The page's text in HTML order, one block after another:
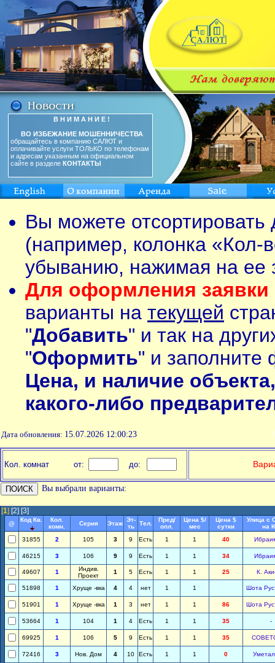
В Н И М А Н И Е !
ВО ИЗБЕЖАНИЕ МОШЕННИЧЕСТВА
обращайтесь в компанию САЛЮТ и
оплачивайте услуги ТОЛЬКО по телефонам
и адресам указанным на официальном
сайте в разделе КОНТАКТЫ
Вы можете
(например, колонка «Кол-
убыванию, нажимая на ее
Для оформления заявки
варианты на текущей
"Добавить" и так на
"Оформить" и заполните
Цена, и наличие
какого-либо
Дата обновления: 15.07.2026 12:00:23
Кол. комнат от: до:
Вы выбрали варианты:
[1] [2] [3]
@
Код Кв.
Кол.
комн.
Серия Этаж
Эт-
ть
Тел.
Пред/
опл.
Цена $/
мес
Цена $
сутки
Улица с
на
31855
2 105 3 9 Есть 1 1 40
46215 3 106 9 9 Есть 1 1 34
49607 1
Индив.
Проект
1 5 Есть 1 1 25 К.
51898 1 Хруще -вка 4 4 нет 1 1 Шота
51901 1 Хруще -вка 1 3 нет 1 1 86 Шота
53664 1 104 1 4 Есть 1 1 35 -
69925 1 106 5 9 Есть 1 1 35
72416 3 Нов. Дом 4 10 Есть 1 1 0